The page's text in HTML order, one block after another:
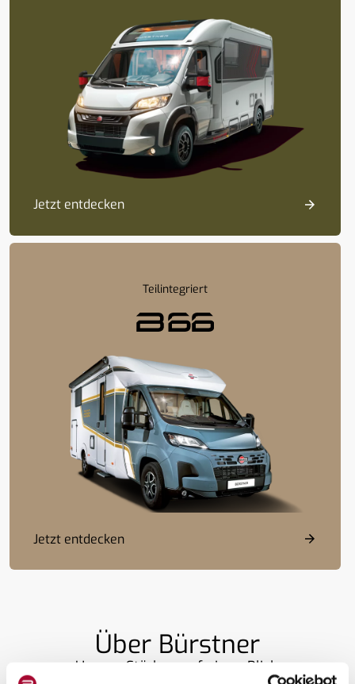
Jetzt entdecken
Teilintegriert
Jetzt entdecken
Über Bürstner
Unsere Stärken auf einen Blick.